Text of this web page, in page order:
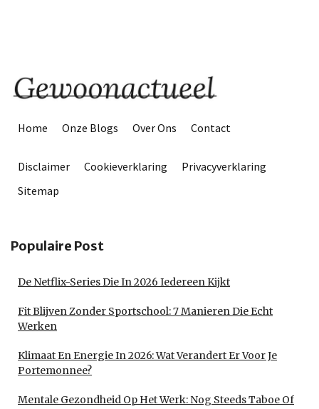
Home Onze Blogs Over Ons Contact
Disclaimer Cookieverklaring
Privacyverklaring
Sitemap
Populaire Post
De Netflix-Series Die In 2026 Iedereen Kijkt
Fit Blijven Zonder Sportschool: 7 Manieren Die Echt
Werken
Klimaat En Energie In 2026: Wat Verandert Er Voor Je
Portemonnee?
Mentale Gezondheid Op Het Werk: Nog Steeds Taboe Of